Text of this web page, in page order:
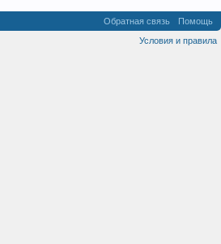
Обратная связь
Помощь
Условия и правила